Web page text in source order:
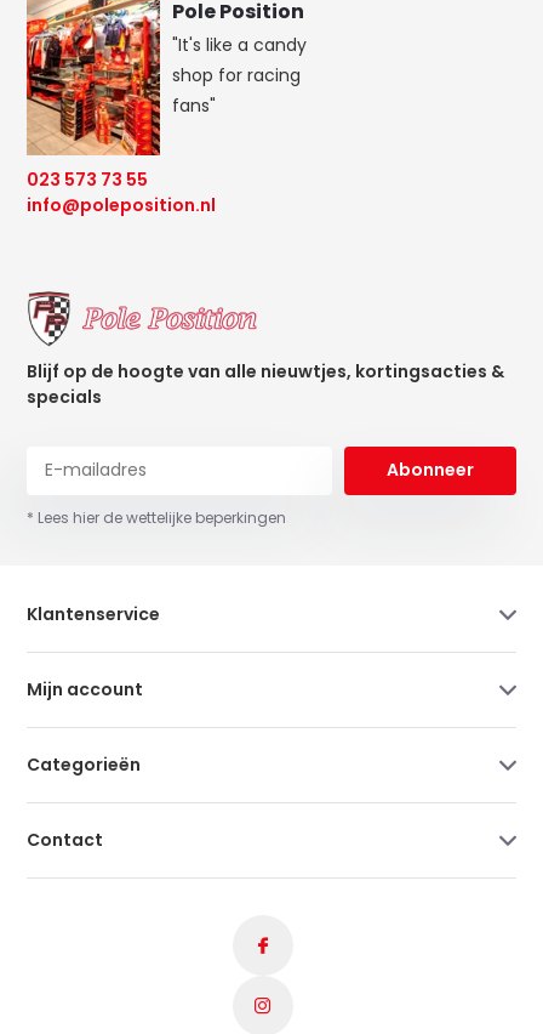
Pole Position
"It's like a candy
shop for racing
fans"
023 573 73 55
info@poleposition.nl
Blijf op de hoogte van alle nieuwtjes, kortingsacties &
specials
Abonneer
* Lees hier de wettelijke beperkingen
Klantenservice
Mijn account
Categorieën
Contact